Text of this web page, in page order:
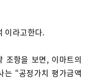
이라고한다.
조항을 보면, 이마트의
“공정가치 평가금액